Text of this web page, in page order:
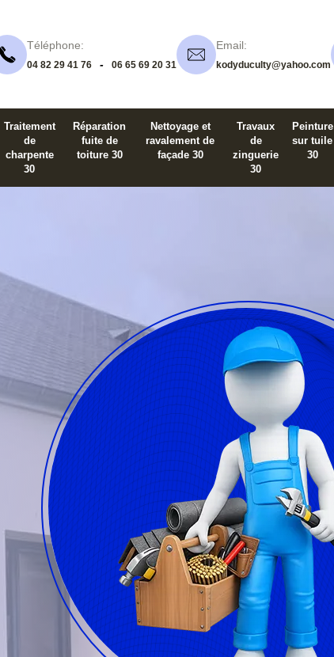
Téléphone:
04 82 29 41 76 - 06 65 69 20 31
Email:
kodyduculty@yahoo.com
Traitement
de
charpente
30
Réparation
fuite de
toiture 30
Nettoyage et
ravalement de
façade 30
Travaux
de
zinguerie
30
Peinture
sur tuile
30